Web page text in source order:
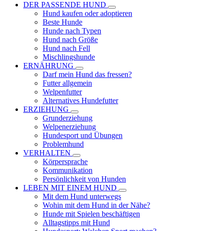
DER PASSENDE HUND
Hund kaufen oder adoptieren
Beste Hunde
Hunde nach Typen
Hund nach Größe
Hund nach Fell
Mischlingshunde
ERNÄHRUNG
Darf mein Hund das fressen?
Futter allgemein
Welpenfutter
Alternatives Hundefutter
ERZIEHUNG
Grunderziehung
Welpenerziehung
Hundesport und Übungen
Problemhund
VERHALTEN
Körpersprache
Kommunikation
Persönlichkeit von Hunden
LEBEN MIT EINEM HUND
Mit dem Hund unterwegs
Wohin mit dem Hund in der Nähe?
Hunde mit Spielen beschäftigen
Alltagstipps mit Hund